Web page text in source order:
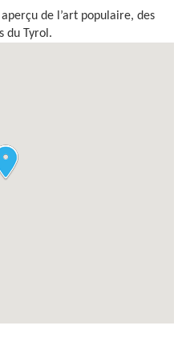
de l’art populaire, des
du Tyrol.